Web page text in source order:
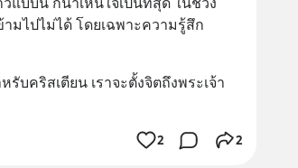
มไปไม่ได้ โดยเฉพาะความรู้สึก
รับคริสเตียน เราจะตั้งจิตถึงพระเจ้า
2 2